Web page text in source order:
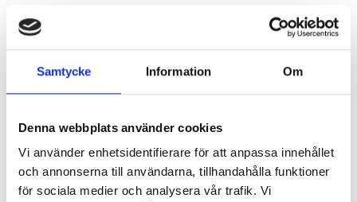
Samtycke Information Om
Denna webbplats använder cookies
Vi använder enhetsidentifierare för att anpassa innehållet
och annonserna till användarna, tillhandahålla funktioner
för sociala medier och analysera vår trafik. Vi
Vår - sommar - höst
utan användning av bruten
köldbrygga i glaspartierna.
Isolerglas U-värde mellan